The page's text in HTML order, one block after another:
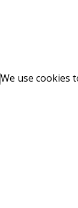
We use cookies